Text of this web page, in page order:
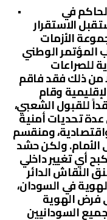
كم في
الاستقرار
الأزمات
المؤتمر الوطني
للصراعات
من ذلك فقد فاقم
وقام
للقبول الشعبي،
تحديات أمنية
ومنقسم
الأمام. ولكن حشد
أي تغيير داخلي
النقاش الدائر
في السودان،
فرض الهوية
السودانيين